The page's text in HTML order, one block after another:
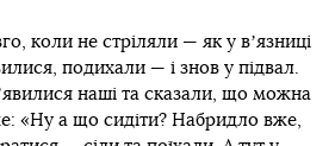
коли не стріляли — як у вʼязниці
подихали — і знов у підвал.
наші та сказали, що можна
«Ну а що сидіти? Набридло вже,